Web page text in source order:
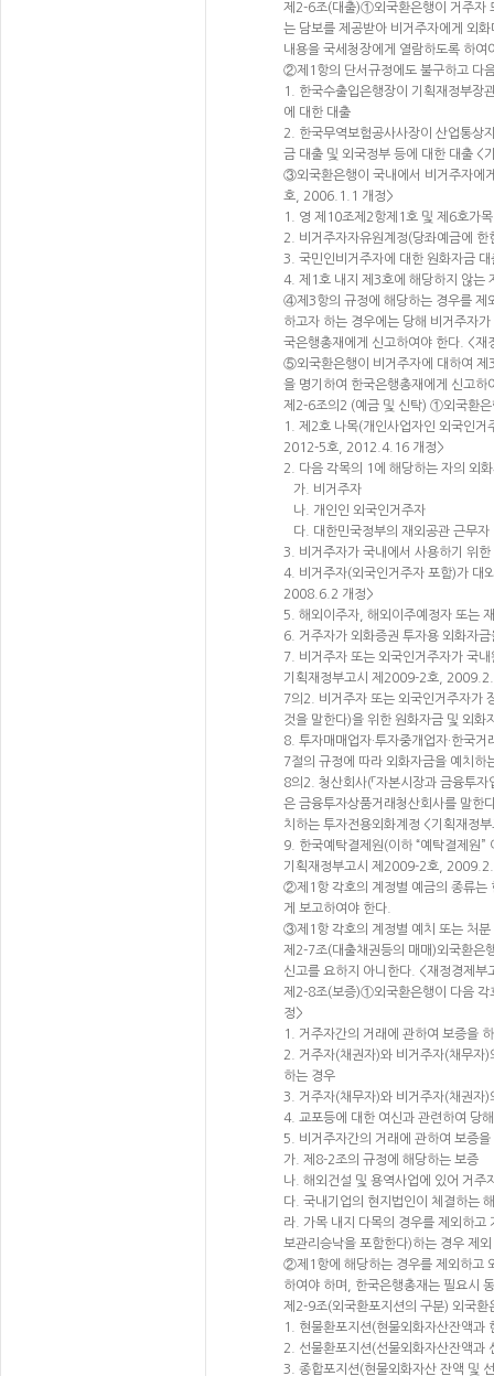
제2-6조(대출)①외국환은행이 거주자
는 담보를 제공받아 비거주자에게 외
내용을 국세청장에게 열람하도록 하
②제1항의 단서규정에도 불구하고 다
1. 한국수출입은행장이 기획재정부장
에 대한 대출
2. 한국무역보험공사사장이 산업통상
금 대출 및 외국정부 등에 대한 대출
③외국환은행이 국내에서 비거주자에
호, 2006.1.1 개정>
1. 영 제10조제2항제1호 및 제6호가
2. 비거주자자유원계정(당좌예금에
3. 국민인비거주자에 대한 원화자금 대
4. 제1호 내지 제3호에 해당하지 않는
④제3항의 규정에 해당하는 경우를 제
하고자 하는 경우에는 당해 비거주자
국은행총재에게 신고하여야 한다. <
⑤외국환은행이 비거주자에 대하여 제
을 명기하여 한국은행총재에게 신고
제2-6조의2 (예금 및 신탁) ①외국환은
1. 제2호 나목(개인사업자인 외국인거
2012-5호, 2012.4.16 개정>
2. 다음 각목의 1에 해당하는 자의 외
가. 비거주자
나. 개인인 외국인거주자
다. 대한민국정부의 재외공관 근무자
3. 비거주자가 국내에서 사용하기 위
4. 비거주자(외국인거주자 포함)가 대
2008.6.2 개정>
5. 해외이주자, 해외이주예정자 또는
6. 거주자가 외화증권 투자용 외화자
7. 비거주자 또는 외국인거주자가 국
기획재정부고시 제2009-2호,
7의2. 비거주자 또는 외국인거주자가
것을 말한다)을 위한 원화자금 및 외
8. 투자매매업자·투자중개업자·한국
7절의 규정에 따라 외화자금을 예치
8의2. 청산회사(「자본시장과 금융투
은 금융투자상품거래청산회사를 말한
치하는 투자전용외화계정 <기획재
9. 한국예탁결제원(이하 “예탁결제원
기획재정부고시 제2009-2호,
②제1항 각호의 계정별 예금의 종류는
게 보고하여야 한다.
③제1항 각호의 계정별 예치 또는 처
제2-7조(대출채권등의 매매)외국환은
신고를 요하지 아니한다. <재정경제
제2-8조(보증)①외국환은행이 다음 각
정>
1. 거주자간의 거래에 관하여 보증을
2. 거주자(채권자)와 비거주자(채무자
하는 경우
3. 거주자(채무자)와 비거주자(채권자
4. 교포등에 대한 여신과 관련하여 당
5. 비거주자간의 거래에 관하여 보증
가. 제8-2조의 규정에 해당하는 보증
나. 해외건설 및 용역사업에 있어 거주
다. 국내기업의 현지법인이 체결하는
라. 가목 내지 다목의 경우를 제외하고
보관리승낙을 포함한다)하는 경우 제외
②제1항에 해당하는 경우를 제외하고
하여야 하며, 한국은행총재는 필요시
제2-9조(외국환포지션의 구분) 외국환
1. 현물환포지션(현물외화자산잔액
2. 선물환포지션(선물외화자산잔액과
3. 종합포지션(현물외화자산 잔액 및